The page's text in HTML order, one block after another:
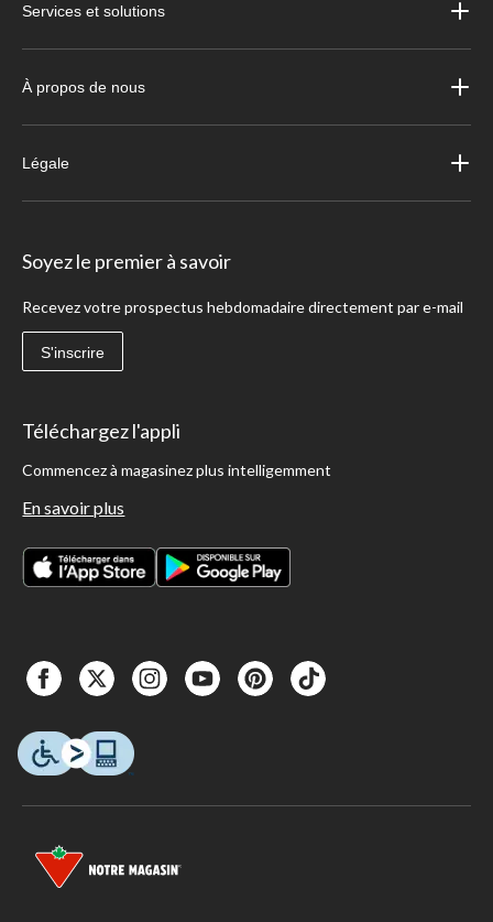
Services et solutions
À propos de nous
Légale
Soyez le premier à savoir
Recevez votre prospectus hebdomadaire directement par e-mail
S'inscrire
Téléchargez l'appli
Commencez à magasinez plus intelligemment
En savoir plus